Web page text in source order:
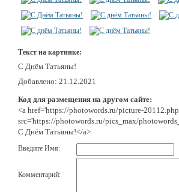
Текст на картинке:
С Днём Татьяны!
Добавлено: 21.12.2021
Код для размещения на другом сайте:
<a href='https://photowords.ru/picture-
src='https://photowords.ru/pics_max/
С Днём Татьяны!</a>
Введите Имя:
Комментарий: